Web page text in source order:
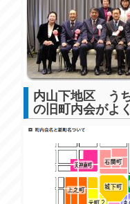
内山下地区 う
の旧町内会がよ